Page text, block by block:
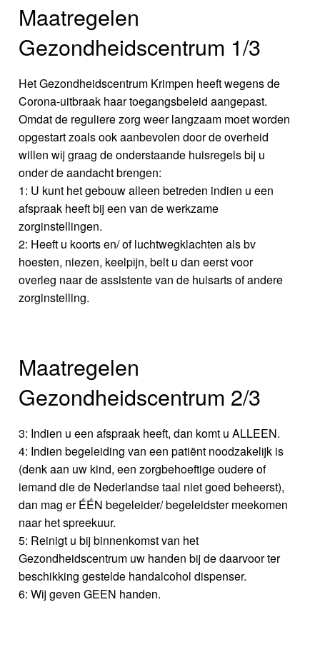
Maatregelen
Gezondheidscentrum 1/3
Het Gezondheidscentrum Krimpen heeft wegens de
Corona-uitbraak haar toegangsbeleid aangepast.
Omdat de reguliere zorg weer langzaam moet worden
opgestart zoals ook aanbevolen door de overheid
willen wij graag de onderstaande huisregels bij u
onder de aandacht brengen:
1: U kunt het gebouw alleen betreden indien u een
afspraak heeft bij een van de werkzame
zorginstellingen.
2: Heeft u koorts en/ of luchtwegklachten als bv
hoesten, niezen, keelpijn, belt u dan eerst voor
overleg naar de assistente van de huisarts of andere
zorginstelling.
Maatregelen
Gezondheidscentrum 2/3
3: Indien u een afspraak heeft, dan komt u ALLEEN.
4: Indien begeleiding van een patiënt noodzakelijk is
(denk aan uw kind, een zorgbehoeftige oudere of
iemand die de Nederlandse taal niet goed beheerst),
dan mag er ÉÉN begeleider/ begeleidster meekomen
naar het spreekuur.
5: Reinigt u bij binnenkomst van het
Gezondheidscentrum uw handen bij de daarvoor ter
beschikking gestelde handalcohol dispenser.
6: Wij geven GEEN handen.